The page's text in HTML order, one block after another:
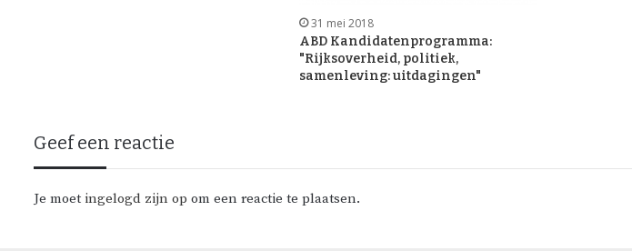
31 mei 2018
ABD Kandidatenprogramma:
"Rijksoverheid, politiek,
samenleving: uitdagingen"
Geef een reactie
Je moet ingelogd zijn op om een reactie te plaatsen.